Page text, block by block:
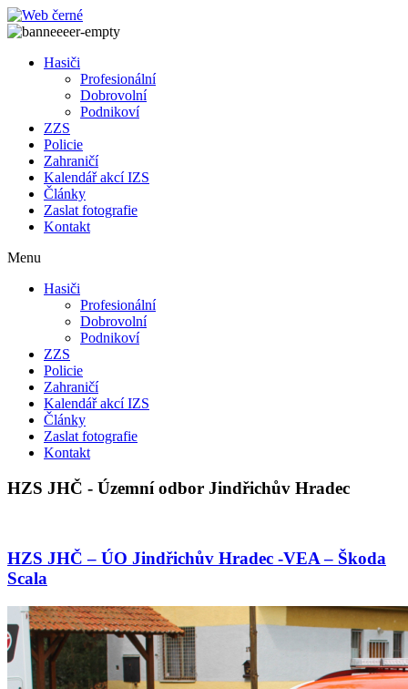
Přejít
k
Hasiči
Profesionální
Dobrovolní
Podnikoví
ZZS
Policie
Zahraničí
Kalendář akcí IZS
Články
Zaslat fotografie
Kontakt
Menu
Hasiči
Profesionální
Dobrovolní
Podnikoví
ZZS
Policie
Zahraničí
Kalendář akcí IZS
Články
Zaslat fotografie
Kontakt
HZS JHČ - Územní odbor Jindřichův Hradec
HZS JHČ – ÚO Jindřichův Hradec -VEA – Škoda
Scala